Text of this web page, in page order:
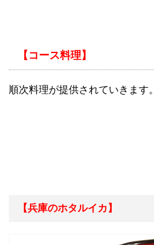
【コース料理】
順次料理が提供されていきます。
【兵庫のホタルイカ】